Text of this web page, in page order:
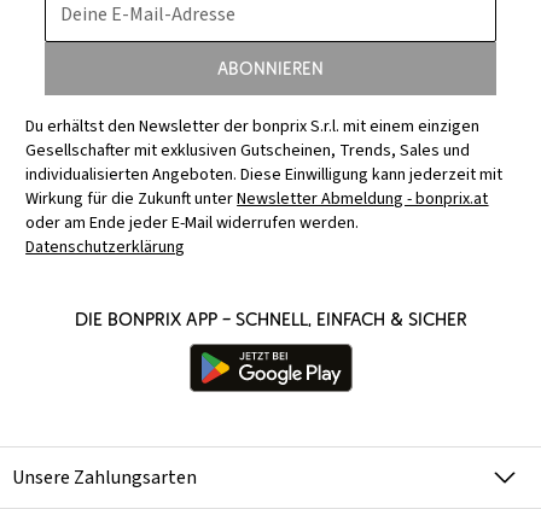
Deine E-Mail-Adresse
Abonnieren
Du erhältst den Newsletter der bonprix S.r.l. mit einem einzigen
Gesellschafter mit exklusiven Gutscheinen, Trends, Sales und
individualisierten Angeboten. Diese Einwilligung kann jederzeit mit
Wirkung für die Zukunft unterNewsletter Abmeldung - bonprix.at
oder am Ende jeder E-Mail widerrufen werden.
Datenschutzerklärung
Die bonprix App – schnell, einfach & sicher
Unsere Zahlungsarten